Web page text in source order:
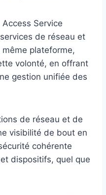
Service
de réseau et
même plateforme,
volonté, en offrant
gestion unifiée des
de réseau et de
visibilité de bout en
cohérente
dispositifs, quel que